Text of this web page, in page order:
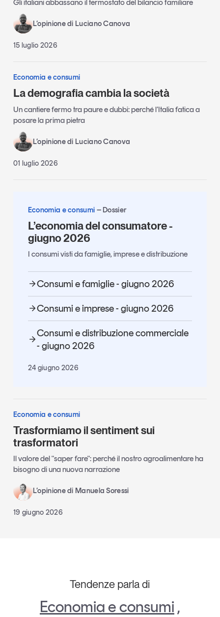
Gli italiani abbassano il termostato del bilancio familiare
L’opinione di Luciano Canova
15 luglio 2026
Economia e consumi
La demografia cambia la società
Un cantiere fermo tra paure e dubbi: perché l’Italia fatica a
posare la prima pietra
L’opinione di Luciano Canova
01 luglio 2026
Economia e consumi Dossier
L’economia del consumatore -
giugno 2026
I consumi visti da famiglie, imprese e distribuzione
Consumi e famiglie - giugno 2026
Consumi e imprese - giugno 2026
Consumi e distribuzione commerciale
- giugno 2026
24 giugno 2026
Economia e consumi
Trasformiamo il sentiment sui
trasformatori
Il valore del "saper fare": perché il nostro agroalimentare ha
bisogno di una nuova narrazione
L’opinione di Manuela Soressi
19 giugno 2026
Tendenze parla di
Economia e consumi ,